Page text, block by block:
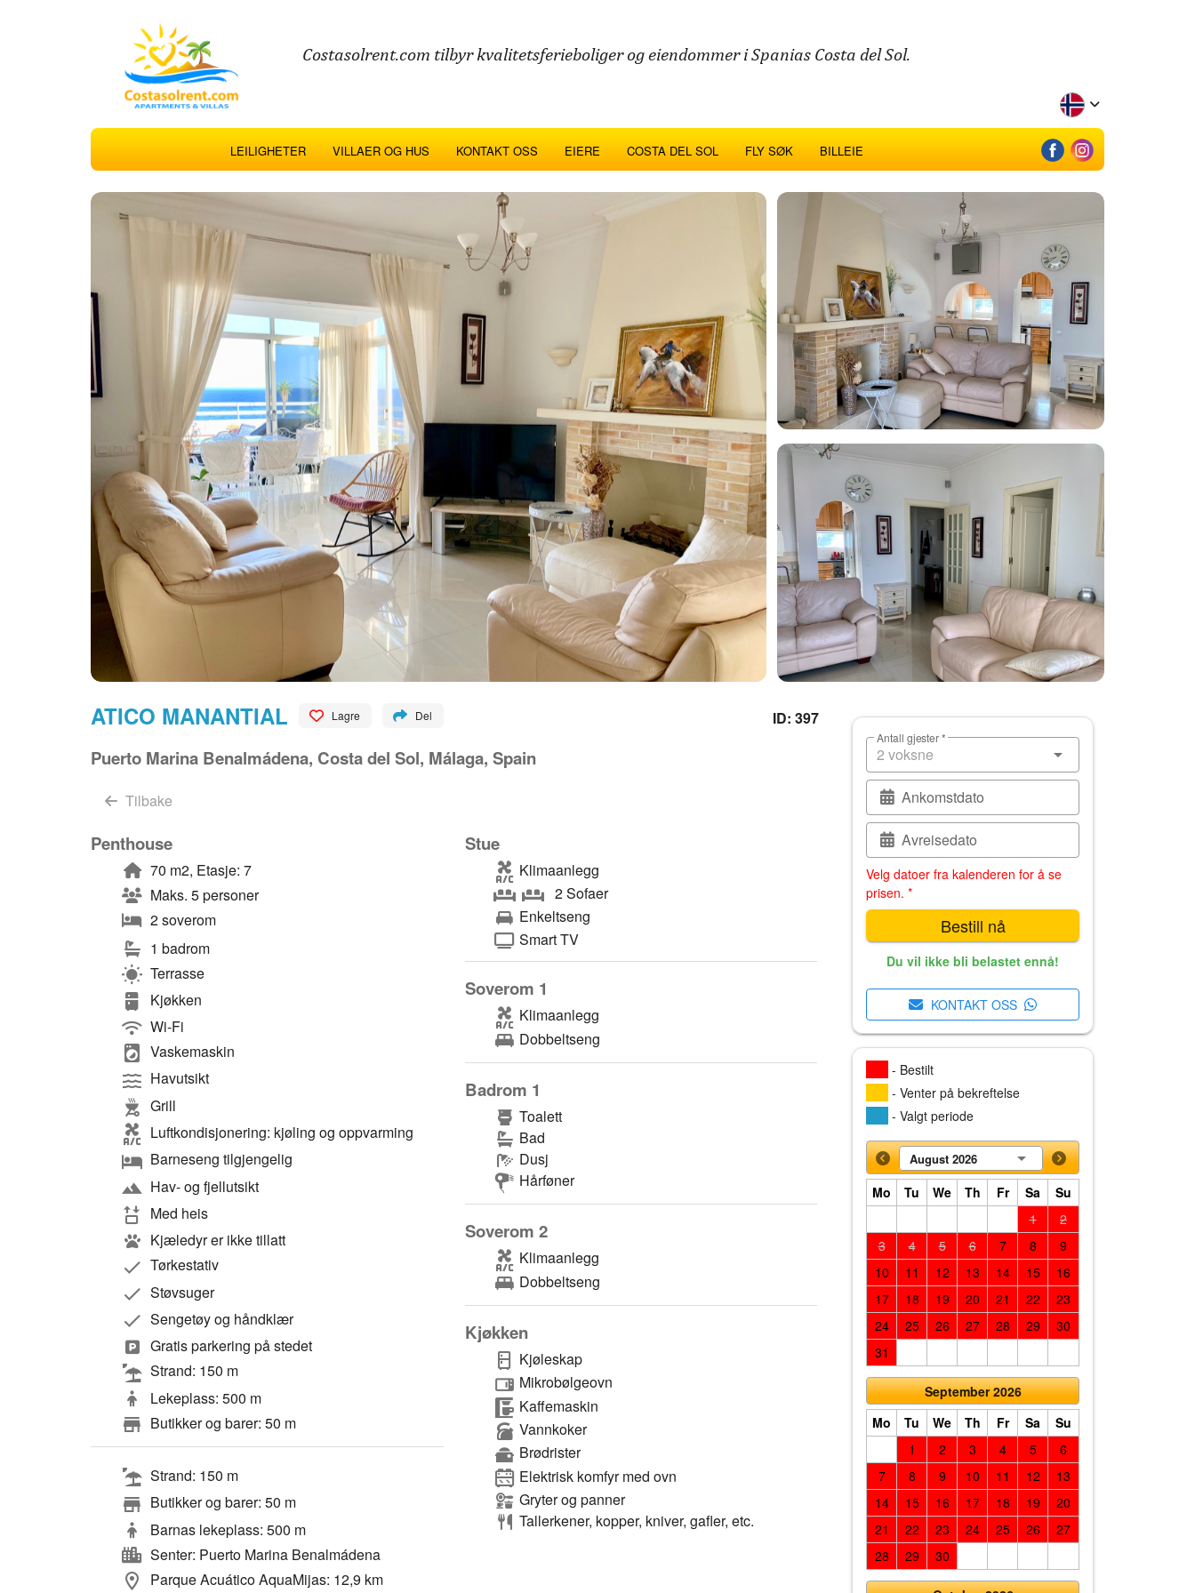
Costasolrent.com tilbyr kvalitetsferieboliger og eiendommer i Spanias Costa del Sol.
LEILIGHETER VILLAER OG HUS KONTAKT OSS EIERE COSTA DEL SOL FLY SØK BILLEIE
ATICO MANANTIAL Lagre Del ID: 397
Puerto Marina Benalmádena, Costa del Sol, Málaga, Spain
Tilbake
Penthouse
70 m2, Etasje: 7
Maks. 5 personer
2 soverom
1 badrom
Terrasse
Kjøkken
Wi-Fi
Vaskemaskin
Havutsikt
Grill
Luftkondisjonering: kjøling og oppvarming
Barneseng tilgjengelig
Hav- og fjellutsikt
Med heis
Kjæledyr er ikke tillatt
Tørkestativ
Støvsuger
Sengetøy og håndklær
Gratis parkering på stedet
Strand: 150 m
Lekeplass: 500 m
Butikker og barer: 50 m
Strand: 150 m
Butikker og barer: 50 m
Barnas lekeplass: 500 m
Senter: Puerto Marina Benalmádena
Parque Acuático AquaMijas: 12,9 km
Stue
Klimaanlegg
2 Sofaer
Enkeltseng
Smart TV
Soverom 1
Klimaanlegg
Dobbeltseng
Badrom 1
Toalett
Bad
Dusj
Hårføner
Soverom 2
Klimaanlegg
Dobbeltseng
Kjøkken
Kjøleskap
Mikrobølgeovn
Kaffemaskin
Vannkoker
Brødrister
Elektrisk komfyr med ovn
Gryter og panner
Tallerkener, kopper, kniver, gafler, etc.
Antall gjester *
Ankomstdato
Avreisedato
Velg datoer fra kalenderen for å se
prisen. *
Bestill nå
Du vil ikke bli belastet ennå!
KONTAKT OSS
- Bestilt
- Venter på bekreftelse
- Valgt periode
August 2026
Mo Tu We Th Fr Sa
Su
1
2
3
4 5 6 7 8
9
10
11 12 13 14 15
16
17
18 19 20 21 22
23
24
25 26 27 28 29
30
31
September 2026
Mo
Tu We Th Fr Sa
Su
1
2 3 4 5
6
7
8 9 10 11 12
13
14
15 16 17 18 19
20
21
22 23 24 25 26
27
28
29 30